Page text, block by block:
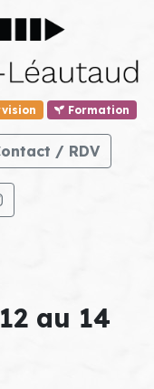
Formation
/ RDV
au 14